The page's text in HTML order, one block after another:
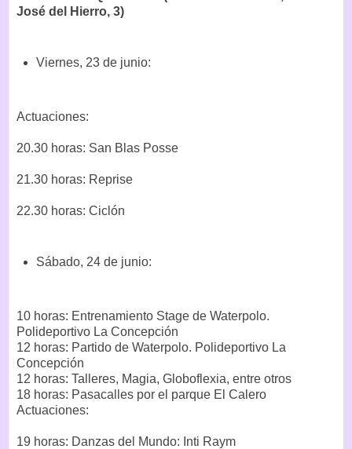
José del Hierro, 3)
Viernes, 23 de junio:
Actuaciones:
20.30 horas: San Blas Posse
21.30 horas: Reprise
22.30 horas: Ciclón
Sábado, 24 de junio:
10 horas: Entrenamiento Stage de Waterpolo.
Polideportivo La Concepción
12 horas: Partido de Waterpolo. Polideportivo La
Concepción
12 horas: Talleres, Magia, Globoflexia, entre otros
18 horas: Pasacalles por el parque El Calero
Actuaciones:
19 horas: Danzas del Mundo: Inti Raym